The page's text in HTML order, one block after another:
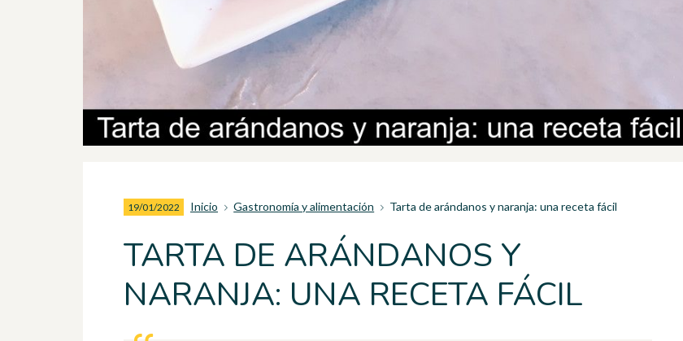
19/01/2022 Inicio Gastronomía y alimentación Tarta de arándanos y naranja: una receta fácil
TARTA DE ARÁNDANOS Y
NARANJA: UNA RECETA FÁCIL